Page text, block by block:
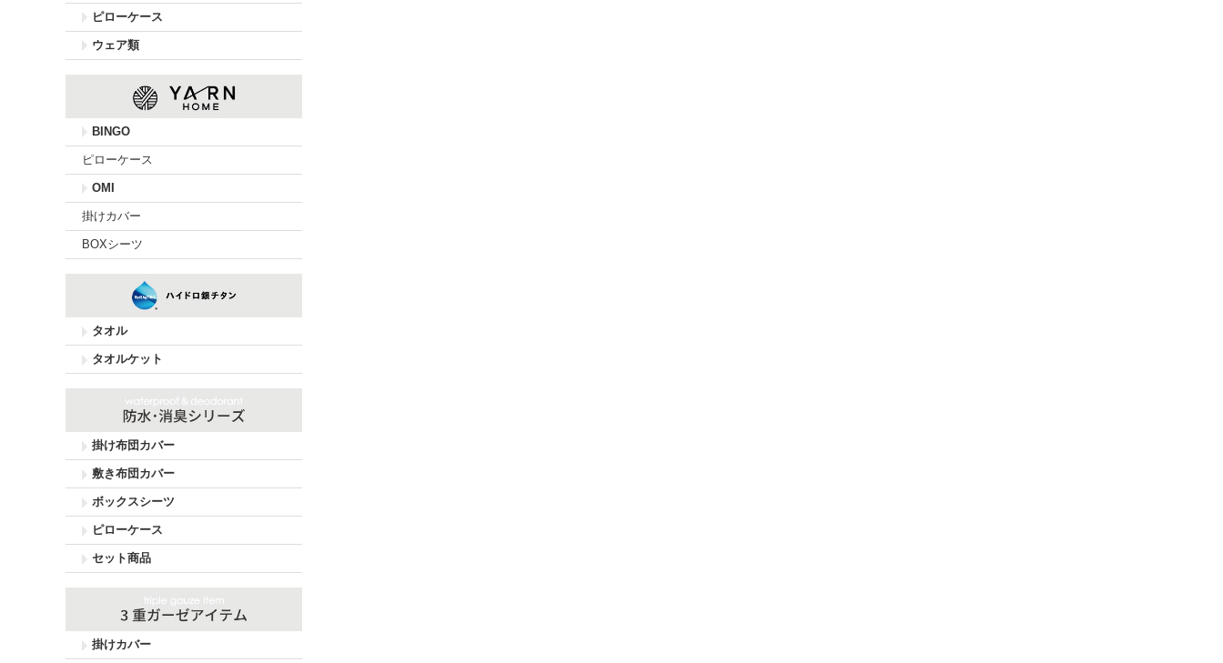
ピローケース
ウェア類
BINGO
ピローケース
OMI
掛けカバー
BOXシーツ
タオル
タオルケット
掛け布団カバー
敷き布団カバー
ボックスシーツ
ピローケース
セット商品
掛けカバー